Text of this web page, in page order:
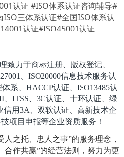
认证 #ISO体系认证咨询辅导#
三体系认证#全国ISO体系认
认证#ISO45001认证
致力于商标注册、版权登记、
、ISO20000信息技术服务认
系、HACCP认证、ISO13485认
、ITSS、3C认证、十环认证、绿
信用3A、双软认证、高新技术企
项目申报等企业资质服务！
之托、忠人之事”的服务理念，
合作共赢”的经营法则，努力为更